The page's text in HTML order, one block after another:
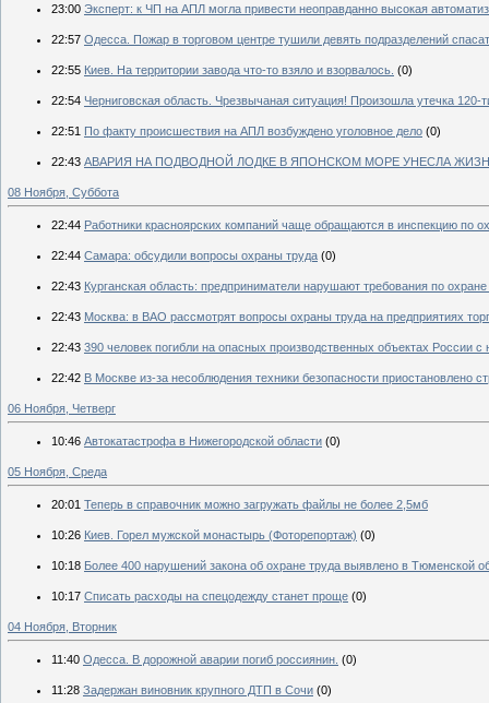
23:00 Эксперт: к ЧП на АПЛ могла привести неоправданно высокая
22:57 Одесса. Пожар в торговом центре тушили девять подразделений
22:55 Киев. На территории завода что-то взяло и взорвалось. (0)
22:54 Черниговская область. Чрезвычаная ситуация! Произошла утечка 120-
22:51 По факту происшествия на АПЛ возбуждено уголовное дело (0)
22:43 АВАРИЯ НА ПОДВОДНОЙ ЛОДКЕ В ЯПОНСКОМ МОРЕ УНЕСЛА
08 Ноября, Суббота
22:44 Работники красноярских компаний чаще обращаются в инспекцию по
22:44 Самара: обсудили вопросы охраны труда (0)
22:43 Курганская область: предприниматели нарушают требования по охране
22:43 Москва: в ВАО рассмотрят вопросы охраны труда на предприятиях
22:43 390 человек погибли на опасных производственных объектах России с
22:42 В Москве из-за несоблюдения техники безопасности приостановлено
06 Ноября, Четверг
10:46 Автокатастрофа в Нижегородской области (0)
05 Ноября, Среда
20:01 Теперь в справочник можно загружать файлы не более 2,5мб
10:26 Киев. Горел мужской монастырь (Фоторепортаж) (0)
10:18 Более 400 нарушений закона об охране труда выявлено в Тюменской
10:17 Списать расходы на спецодежду станет проще (0)
04 Ноября, Вторник
11:40 Одесса. В дорожной аварии погиб россиянин. (0)
11:28 Задержан виновник крупного ДТП в Сочи (0)